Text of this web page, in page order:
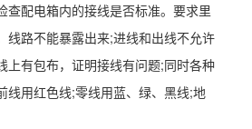
查配电箱内的接线是否标准。要求里
线路不能暴露出来;进线和出线不允许
上有包布，证明接线有问题;同时各种
线用红色线;零线用蓝、绿、黑线;地